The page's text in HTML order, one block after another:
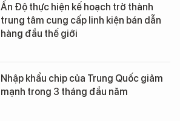
Ấn Độ thực hiện kế hoạch trở thành
trung tâm cung cấp linh kiện bán dẫn
hàng đầu thế giới
Nhập khẩu chip của Trung Quốc giảm
mạnh trong 3 tháng đầu năm